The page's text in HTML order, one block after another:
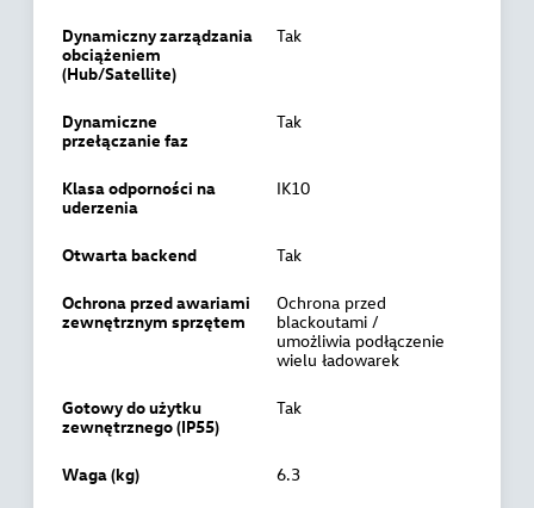
Dynamiczny zarządzania
obciążeniem
(Hub/Satellite)
Tak
Dynamiczne
przełączanie faz
Tak
Klasa odporności na
uderzenia
IK10
Otwarta backend Tak
Ochrona przed awariami
zewnętrznym sprzętem
Ochrona przed
blackoutami /
umożliwia podłączenie
wielu ładowarek
Gotowy do użytku
zewnętrznego (IP55)
Tak
Waga (kg) 6.3